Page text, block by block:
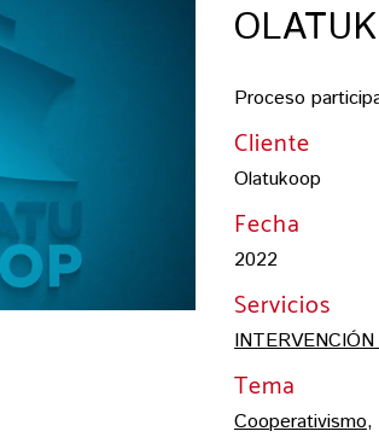
Proceso
Cliente
Olatukoop
Fecha
2022
Servicios
Tema
Cooperativismo,